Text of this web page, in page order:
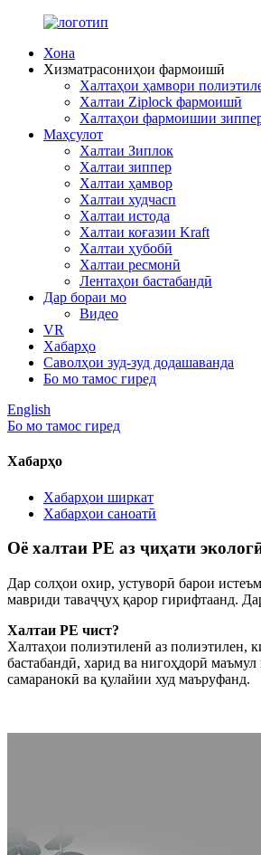
Хона
Хизматрасониҳои фармоишӣ
Халтаҳои ҳамвори
Халтаи Ziplock фармоишӣ
Халтаҳои фармоишии
Маҳсулот
Халтаи Зиплок
Халтаи зиппер
Халтаи ҳамвор
Халтаи худчасп
Халтаи истода
Халтаи коғазии Kraft
Халтаи ҳубобӣ
Халтаи ресмонӣ
Лентаҳои бастабандӣ
Дар бораи мо
Видео
VR
Хабарҳо
Саволҳои зуд-зуд додашаванда
Бо мо тамос гиред
English
Бо мо тамос гиред
Хабарҳо
Хабарҳои ширкат
Хабарҳои саноатӣ
Оё халтаи PE аз ҷиҳати
Дар солҳои охир, устуворӣ барои
мавриди таваҷҷуҳ қарор гирифтаанд.
Халтаи PE чист?
Халтаҳои полиэтиленӣ аз полиэтилен,
бастабандӣ, харид ва нигоҳдорӣ
самаранокӣ ва қулайии худ маъруфанд.